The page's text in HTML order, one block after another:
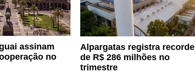
assinam
no
Alpargatas registra recorde
de R$ 286 milhões no
trimestre